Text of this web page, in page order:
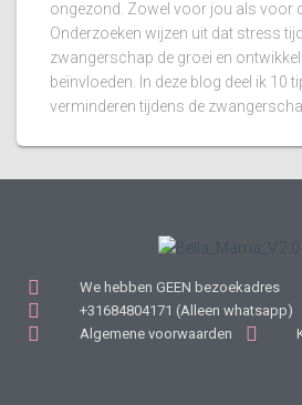
ongezond. Zowel voor jou als voor
Onderzoeken wijzen uit dat stress
zwangerschap de groei en
beïnvloeden. In deze blog deel ik 10
verminderen tijdens de
We hebben GEEN bezoekadres
+31684804171 (Alleen whatsapp)
Algemene voorwaarden